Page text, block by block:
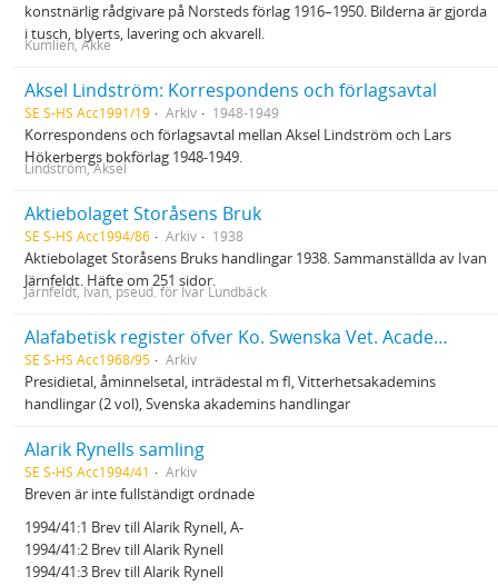
konstnärlig rådgivare på Norsteds förlag 1916–1950. Bilderna är gjorda
i tusch, blyerts, lavering och akvarell.
Kumlien, Akke
Aksel Lindström: Korrespondens och förlagsavtal
SE S-HS Acc1991/19 Arkiv 1948-1949
Korrespondens och förlagsavtal mellan Aksel Lindström och Lars
Hökerbergs bokförlag 1948-1949.
Lindström, Aksel
Aktiebolaget Storåsens Bruk
SE S-HS Acc1994/86 Arkiv 1938
Aktiebolaget Storåsens Bruks handlingar 1938. Sammanställda av Ivan
Järnfeldt. Häfte om 251 sidor.
Järnfeldt, Ivan, pseud. för Ivar Lundbäck
Alafabetisk register öfver Ko. Swenska Vet. Academierna. 1-6
SE S-HS Acc1968/95 Arkiv
Presidietal, åminnelsetal, inträdestal m fl, Vitterhetsakademins
handlingar (2 vol), Svenska akademins handlingar
Alarik Rynells samling
SE S-HS Acc1994/41 Arkiv
Breven är inte fullständigt ordnade
1994/41:1 Brev till Alarik Rynell, A-
1994/41:2 Brev till Alarik Rynell
1994/41:3 Brev till Alarik Rynell